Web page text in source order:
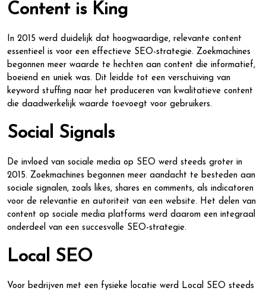
Content is King
In 2015 werd duidelijk dat hoogwaardige, relevante content
essentieel is voor een effectieve SEO-strategie. Zoekmachines
begonnen meer waarde te hechten aan content die informatief,
boeiend en uniek was. Dit leidde tot een verschuiving van
keyword stuffing naar het produceren van kwalitatieve content
die daadwerkelijk waarde toevoegt voor gebruikers.
Social Signals
De invloed van sociale media op SEO werd steeds groter in
2015. Zoekmachines begonnen meer aandacht te besteden aan
sociale signalen, zoals likes, shares en comments, als indicatoren
voor de relevantie en autoriteit van een website. Het delen van
content op sociale media platforms werd daarom een integraal
onderdeel van een succesvolle SEO-strategie.
Local SEO
Voor bedrijven met een fysieke locatie werd Local SEO steeds